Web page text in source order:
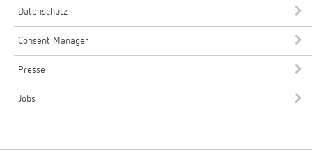
Datenschutz
Consent Manager
Presse
Jobs